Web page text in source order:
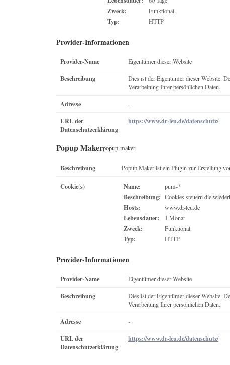
Zweck: Funktional
Typ: HTTP
Provider-Informationen
Provider-Name Eigentümer dieser Website
Beschreibung
Dies ist der Eigentümer dieser Website.
Verarbeitung Ihrer persönlichen Daten.
Adresse -
URL der
Datenschutzerklärung
https://www.dr-leu.de/datenschutz/
Popup Makerpopup-maker
Beschreibung Popup Maker ist ein Plugin zur Erstellung
Cookie(s) Name: pum-*
Beschreibung: Cookies steuern die
Hosts: www.dr-leu.de
Lebensdauer: 1 Monat
Zweck: Funktional
Typ: HTTP
Provider-Informationen
Provider-Name Eigentümer dieser Website
Beschreibung
Dies ist der Eigentümer dieser Website.
Verarbeitung Ihrer persönlichen Daten.
Adresse -
URL der
Datenschutzerklärung
https://www.dr-leu.de/datenschutz/